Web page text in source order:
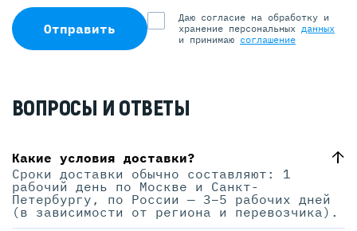
Отправить
Даю согласие на обработку и
хранение персональных данных
и принимаю соглашение
ВОПРОСЫ И ОТВЕТЫ
Какие условия доставки?
Сроки доставки обычно составляют: 1
рабочий день по Москве и Санкт-
Петербургу, по России — 3–5 рабочих дней
(в зависимости от региона и перевозчика).